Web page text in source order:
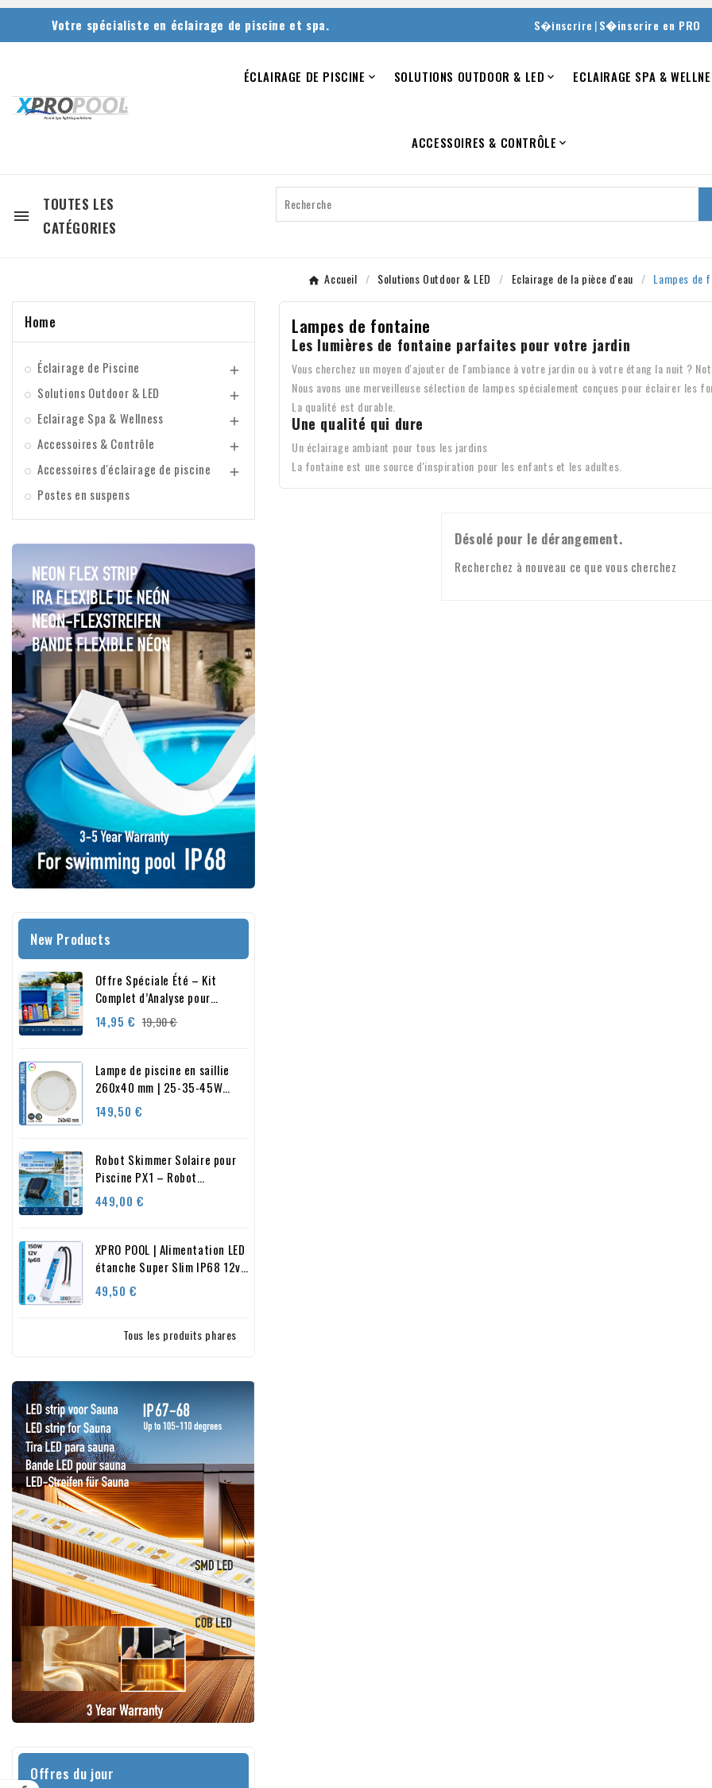
Votre spécialiste en éclairage de piscine et spa. S�inscrire |S�inscrire en PRO
ÉCLAIRAGE DE PISCINE  SOLUTIONS OUTDOOR & LED  ECLAIRAGE SPA &
ACCESSOIRES & CONTRÔLE 

TOUTES LES
CATÉGORIES
Accueil Solutions Outdoor & LED Eclairage de la pièce d'eau Lampes de
Home
Éclairage de Piscine 
Solutions Outdoor & LED 
Eclairage Spa & Wellness 
Accessoires & Contrôle 
Accessoires d'éclairage de piscine 
Postes en suspens
New Products
Offre Spéciale Été – Kit
Complet d’Analyse pour
Piscine et Spa
14,95 € Prix
19,90 €Prix
Lampe de piscine en saillie
260x40 mm | 25-35-45W
RGB+Blanc
149,50 €
Robot Skimmer Solaire pour
Piscine PX1 – Robot
Intelligent Automatique avec
Contrôle par Application –
449,00 €
XPRO POOL | Alimentation LED
étanche Super Slim IP68 12v
150w
49,50 €
Tous les produits phares
Offres du jour
Lampes de fontaine
Les lumières de fontaine parfaites pour votre jardin
Vous cherchez un moyen d'ajouter de l'ambiance à votre jardin ou à votre étang la nuit ?
Nous avons une merveilleuse sélection de lampes spécialement conçues pour éclairer les
La qualité est durable.
Une qualité qui dure
Un éclairage ambiant pour tous les jardins
La fontaine est une source d'inspiration pour les enfants et les adultes.
Désolé pour le dérangement.
Recherchez à nouveau ce que vous cherchez